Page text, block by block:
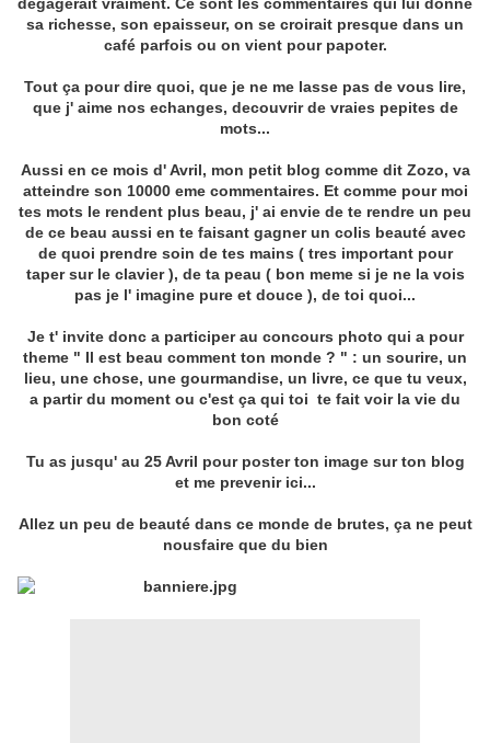
sa richesse, son epaisseur, on se croirait presque dans un
café parfois ou on vient pour papoter.
Tout ça pour dire quoi, que je ne me lasse pas de vous lire,
que j' aime nos echanges, decouvrir de vraies pepites de
mots...
Aussi en ce mois d' Avril, mon petit blog comme dit Zozo, va
atteindre son 10000 eme commentaires. Et comme pour moi
tes mots le rendent plus beau, j' ai envie de te rendre un peu
de ce beau aussi en te faisant gagner un colis beauté avec
de quoi prendre soin de tes mains ( tres important pour
taper sur le clavier ), de ta peau ( bon meme si je ne la vois
pas je l' imagine pure et douce ), de toi quoi...
Je t' invite donc a participer au concours photo qui a pour
theme " Il est beau comment ton monde ? " : un sourire, un
lieu, une chose, une gourmandise, un livre, ce que tu veux,
a partir du moment ou c'est ça qui toi te fait voir la vie du
bon coté
Tu as jusqu' au 25 Avril pour poster ton image sur ton blog
et me prevenir ici...
Allez un peu de beauté dans ce monde de brutes, ça ne peut
nousfaire que du bien